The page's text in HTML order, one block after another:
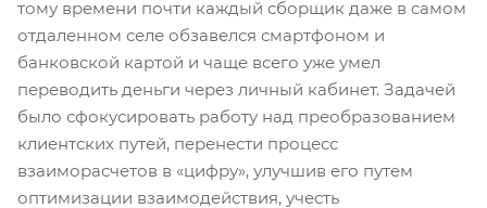
тому времени почти каждый сборщик даже в самом
отдаленном селе обзавелся смартфоном и
банковской картой и чаще всего уже умел
переводить деньги через личный кабинет. Задачей
было сфокусировать работу над преобразованием
клиентских путей, перенести процесс
взаиморасчетов в «цифру», улучшив его путем
оптимизации взаимодействия, учесть